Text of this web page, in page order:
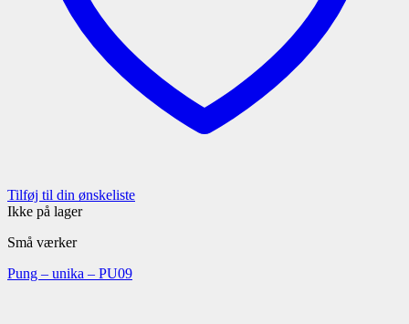
Tilføj til din ønskeliste
Ikke på lager
Små værker
Pung – unika – PU09